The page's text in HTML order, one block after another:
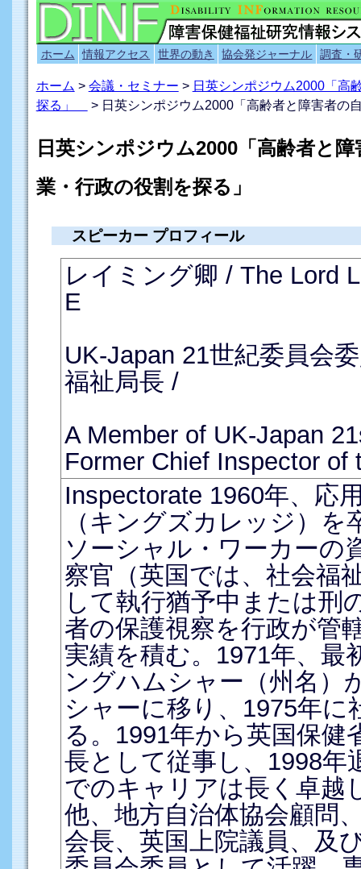
ホーム 情報アクセス 世界の動き 協会発ジャーナル 調査・
ホーム > 会議・セミナー > 日英シンポジウム2000「高
探る」
> 日英シンポジウム2000「高齢者と障害者
日英シンポジウム2000「高齢者と
業・行政の役割を探る」
スピーカー プロフィール
レイミング卿 / The Lord
E
UK-Japan 21世紀委員会
福祉局長 /
A Member of UK-Japan
Former Chief Inspector of
Inspectorate 1960年、応
（キングズカレッジ）
ソーシャル・ワーカーの
察官（英国では、社会福
して執行猶予中または刑
者の保護視察を行政が管
実績を積む。1971年、最
ングハムシャー（州名）
シャーに移り、1975年に
る。1991年から英国保健
長として従事し、1998年
でのキャリアは長く卓越
他、地方自治体協会顧問
会長、英国上院議員、及